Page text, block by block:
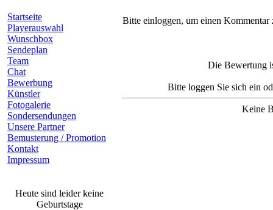
Startseite
Playerauswahl
Wunschbox
Sendeplan
Team
Chat
Bewerbung
Künstler
Fotogalerie
Sondersendungen
Unsere Partner
Bemusterung / Promotion
Kontakt
Impressum
Heute sind leider keine
Geburtstage
Bitte einloggen, um einen Kommentar
Die Bewertung
Bitte loggen Sie sich ein
Keine